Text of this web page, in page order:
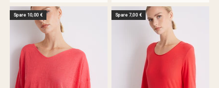
Spare 10,00 € Spare 7,00 €